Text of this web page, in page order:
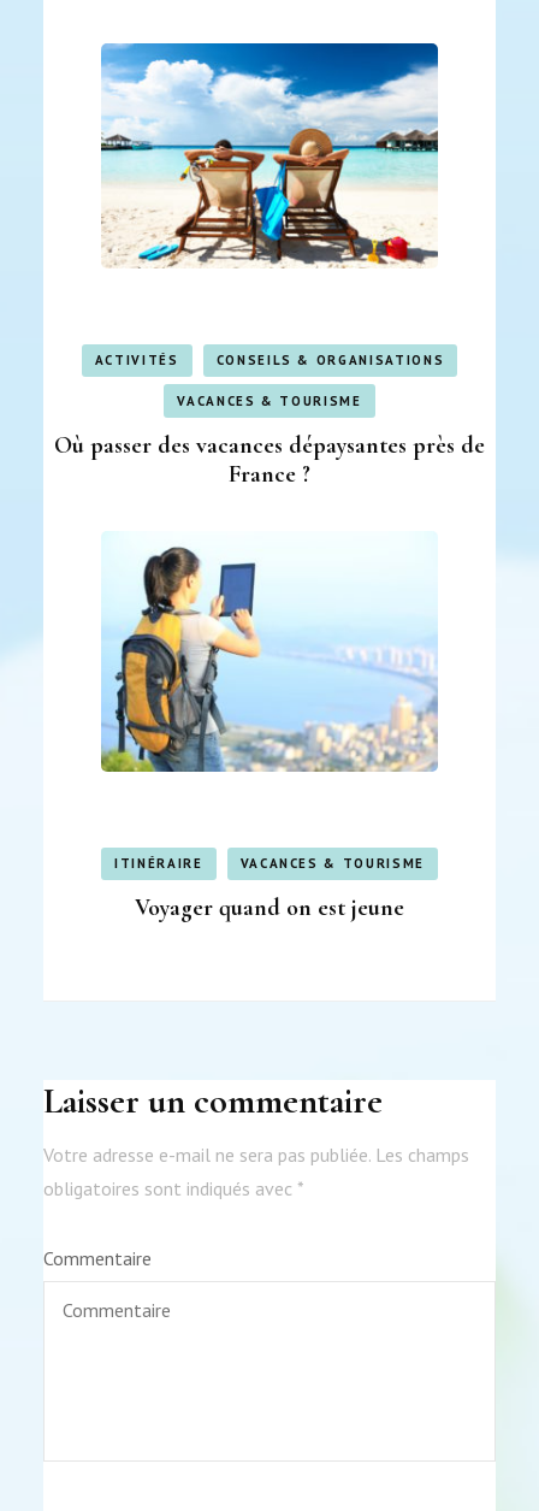
ACTIVITÉS CONSEILS & ORGANISATIONS
VACANCES & TOURISME
Où passer des vacances dépaysantes près de
France ?
ITINÉRAIRE VACANCES & TOURISME
Voyager quand on est jeune
Laisser un commentaire
Votre adresse e-mail ne sera pas publiée. Les champs
obligatoires sont indiqués avec*
Commentaire